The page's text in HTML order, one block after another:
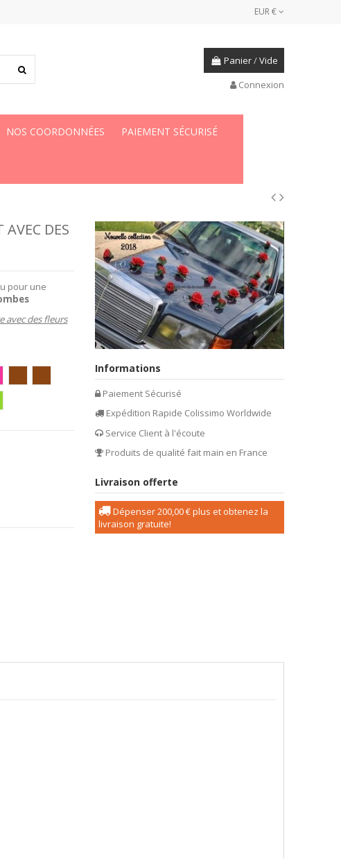
EUR €
Panier/Vide
Connexion
NOS COORDONNÉES PAIEMENT SÉCURISÉ
AVEC DES
pour une
avec des fleurs
blanc/chocolat
Informations
Paiement Sécurisé
Expédition Rapide Colissimo Worldwide
Service Client à l'écoute
Produits de qualité fait main en France
Livraison offerte
Dépenser200,00 €plus et obtenez la
livraison gratuite!